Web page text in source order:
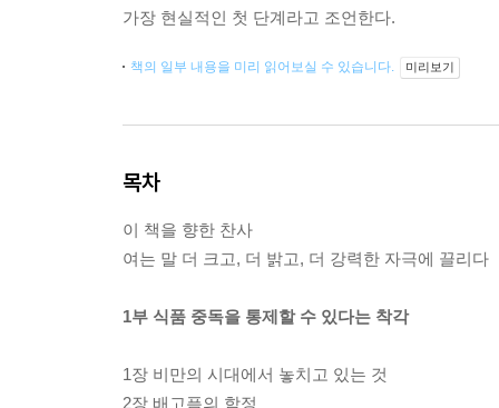
가장 현실적인 첫 단계라고 조언한다.
책의 일부 내용을 미리 읽어보실 수 있습니다. 미리보기
목차
이 책을 향한 찬사
여는 말 더 크고, 더 밝고, 더 강력한 자극에 끌리다
1부 식품 중독을 통제할 수 있다는 착각
1장 비만의 시대에서 놓치고 있는 것
2장 배고픔의 함정